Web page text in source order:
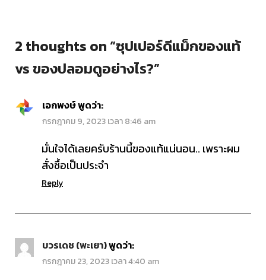
2 thoughts on “ซุปเปอร์ดีแม็กของแท้
vs ของปลอมดูอย่างไร?”
เอกพงษ์พูดว่า:
กรกฎาคม 9, 2023 เวลา 8:46 am
มั่นใจได้เลยครับร้านนี้ของแท้แน่นอน.. เพราะผม
สั่งซื้อเป็นประจำ
Reply
บวรเดช (พะเยา)พูดว่า:
กรกฎาคม 23, 2023 เวลา 4:40 am